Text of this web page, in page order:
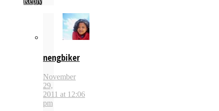
nengbiker
November
29,
2011 at 12:06
pm